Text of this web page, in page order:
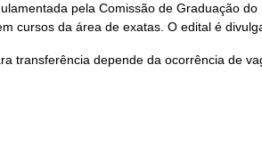
pela Comissão de Graduação
cursos da área de exatas. O edital é
transferência depende da ocorrência de